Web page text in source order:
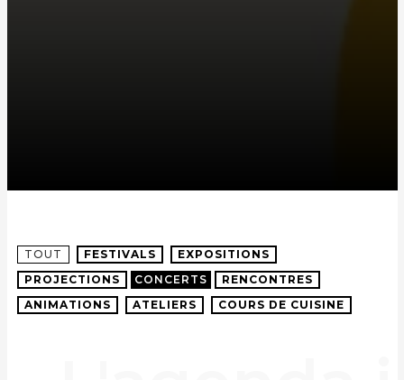
TOUT FESTIVALS
EXPOSITIONS
PROJECTIONS
CONCERTS
RENCONTRES
ANIMATIONS
ATELIERS COURS DE CUISINE